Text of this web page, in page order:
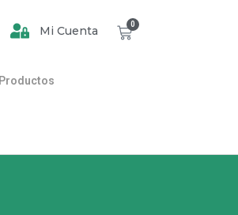
Mi Cuenta 0
Productos